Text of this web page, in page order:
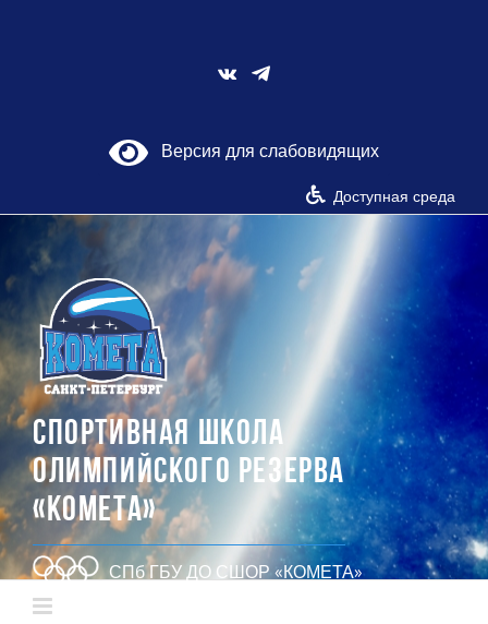
Vk
Версия для слабовидящих
Доступная среда
СПОРТИВНАЯ ШКОЛА
ОЛИМПИЙСКОГО РЕЗЕРВА
«КОМЕТА»
СПб ГБУ ДО СШОР «КОМЕТА»